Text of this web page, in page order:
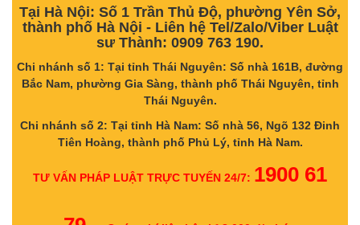
Tại Hà Nội: Số 1 Trần Thủ Độ, phường Yên Sở,
thành phố Hà Nội - Liên hệ Tel/Zalo/Viber Luật
sư Thành: 0909 763 190.
Chi nhánh số 1: Tại tỉnh Thái Nguyên: Số nhà 161B, đường
Bắc Nam, phường Gia Sàng, thành phố Thái Nguyên, tỉnh
Thái Nguyên.
Chi nhánh số 2: Tại tỉnh Hà Nam: Số nhà 56, Ngõ 132 Đinh
Tiên Hoàng, thành phố Phủ Lý, tỉnh Hà Nam.
TƯ VẤN PHÁP LUẬT TRỰC TUYẾN 24/7: 1900 61